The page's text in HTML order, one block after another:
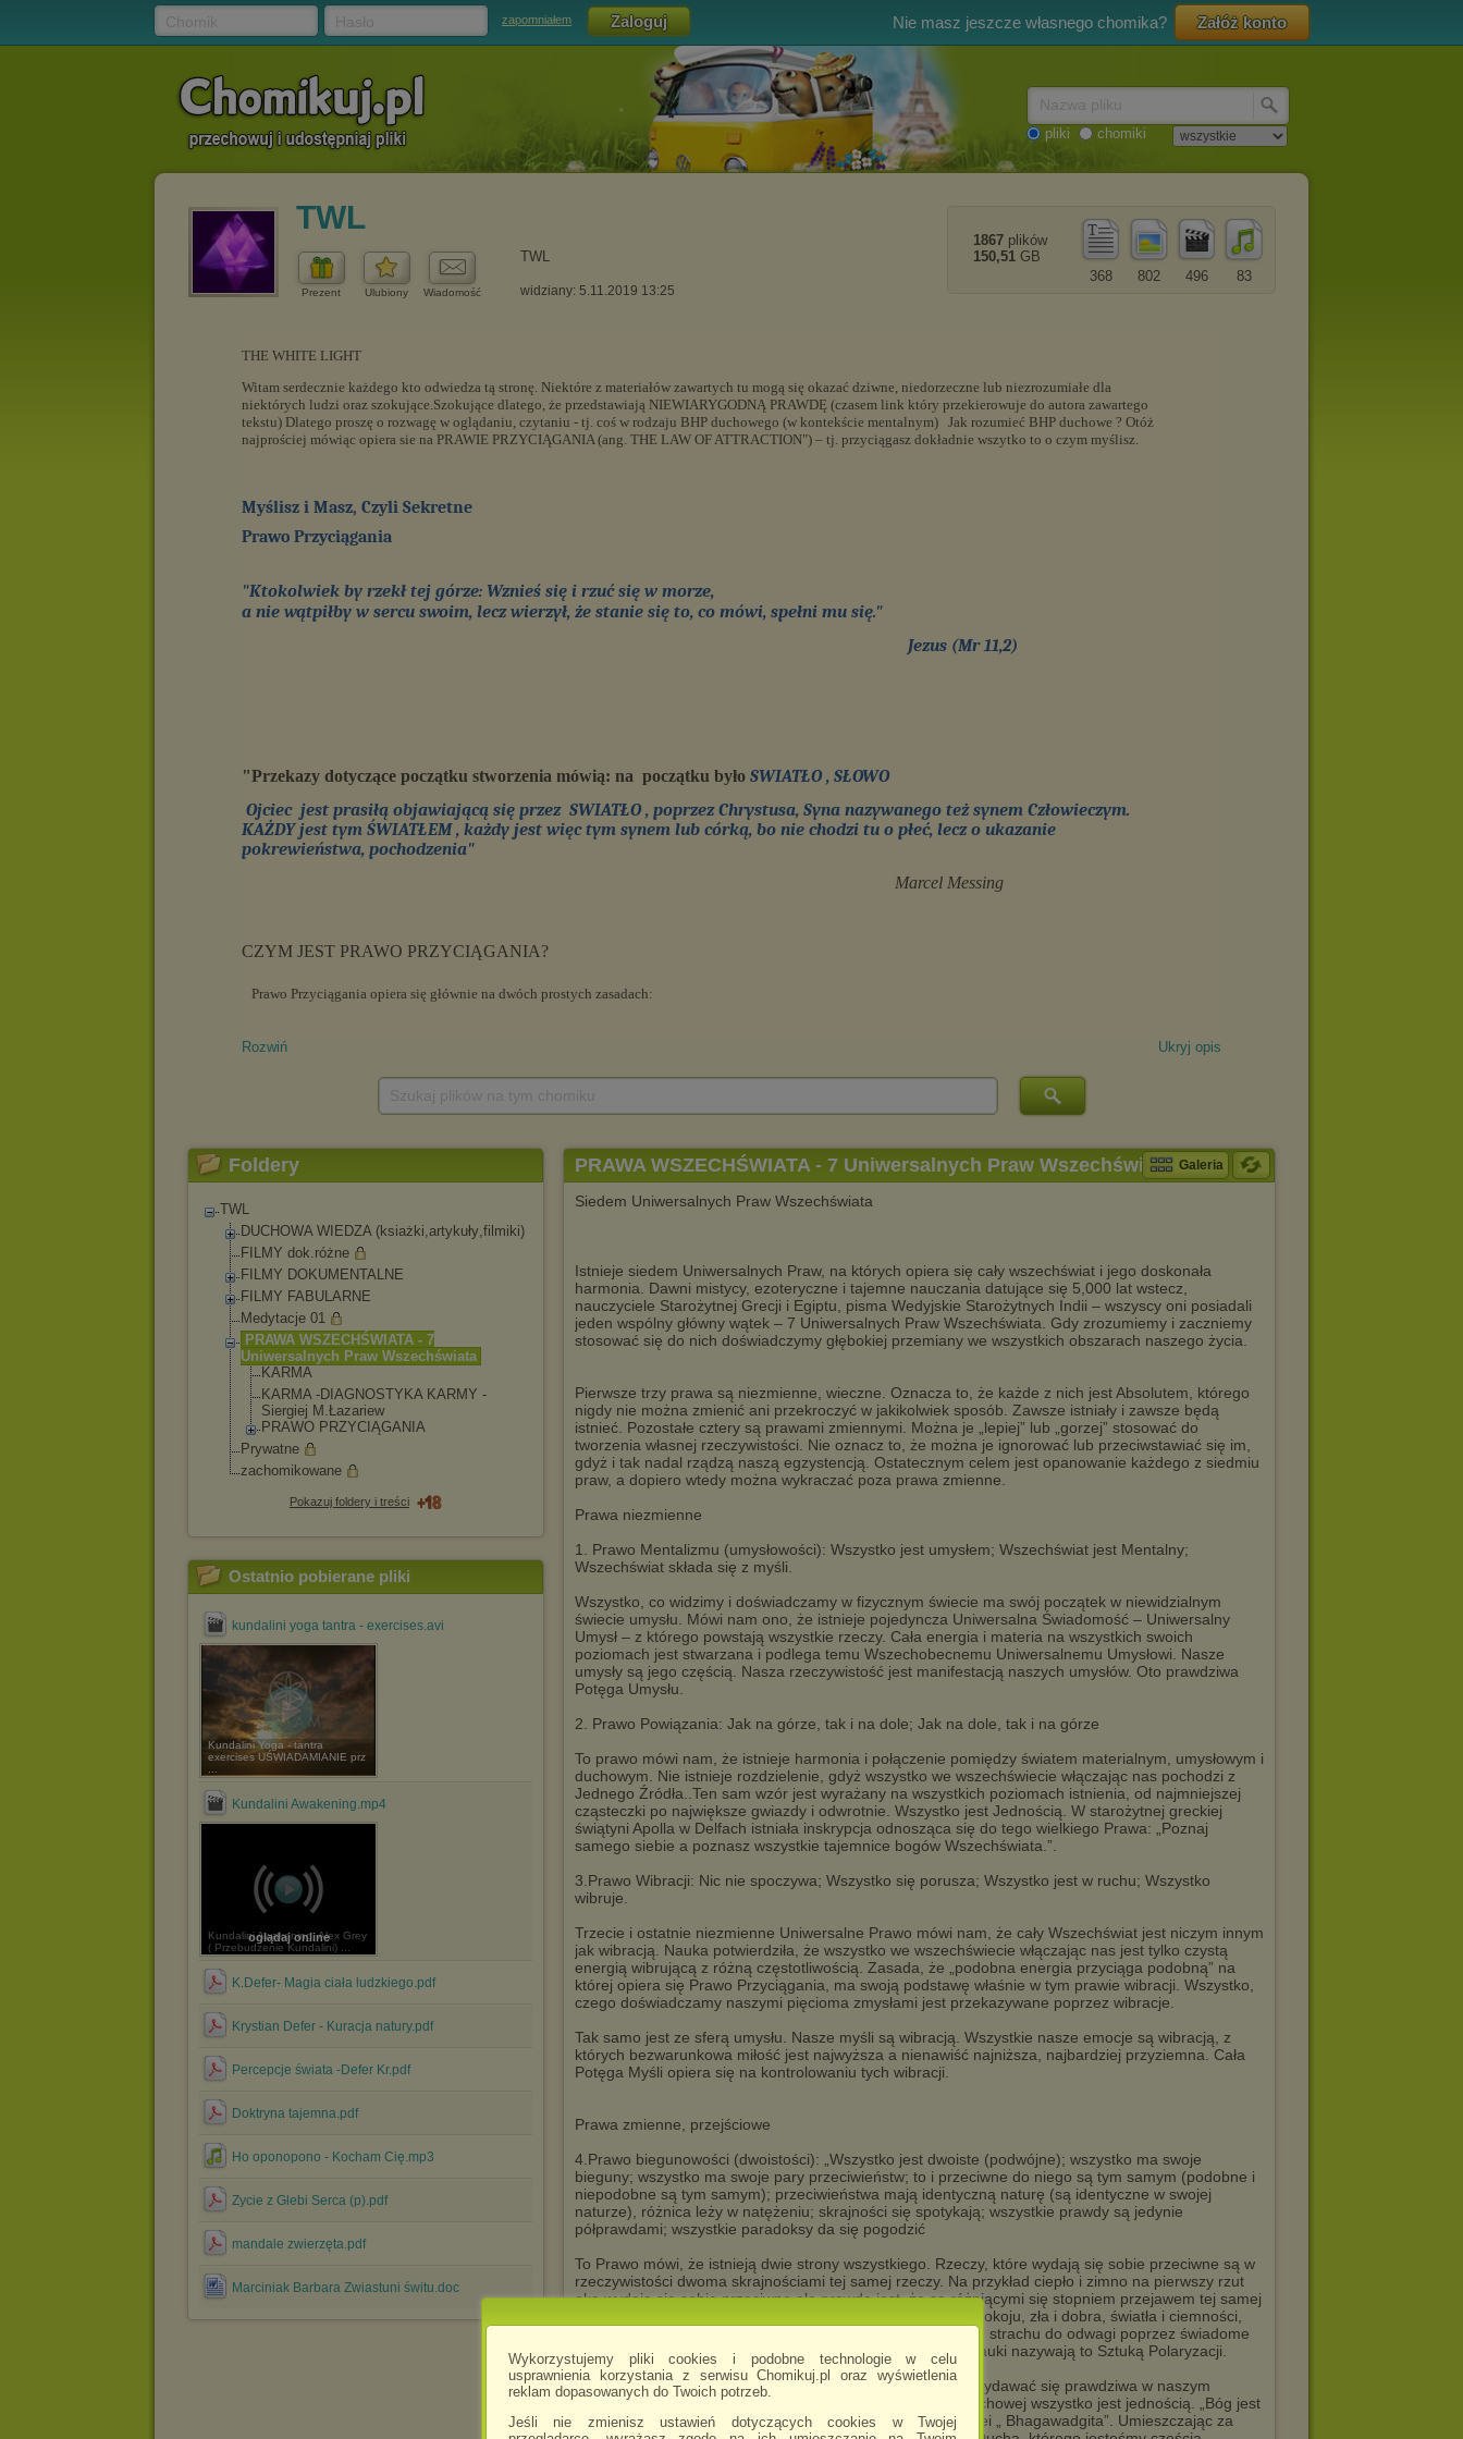
Wykorzystujemy pliki cookies i podobne technologie w celu
usprawnienia korzystania z serwisu Chomikuj.pl oraz wyświetlenia
reklam dopasowanych do Twoich potrzeb.
Jeśli nie zmienisz ustawień dotyczących cookies w Twojej
zapomniałem Nie masz jeszcze własnego chomika? Załóż konto
pliki chomiki
TWL
Prezent Ulubiony Wiadomość
TWL
widziany: 5.11.2019 13:25
83
496
802
368
1867 plików
150,51 GB
Ukryj opis
Rozwiń
Foldery
TWL
DUCHOWA WIEDZA (ksiażki,artykuły,filmiki)
FILMY dok.różne
FILMY DOKUMENTALNE
FILMY FABULARNE
Medytacje 01
PRAWA WSZECHŚWIATA - 7
Uniwersalnych Praw Wszechświata
KARMA
KARMA -DIAGNOSTYKA KARMY -
Siergiej M.Łazariew
PRAWO PRZYCIĄGANIA
Prywatne
zachomikowane
Pokazuj foldery i treści
Ostatnio pobierane pliki
kundalini yoga tantra - exercises.avi
Kundalini Yoga - tantra
exercises UŚWIADAMIANIE prz
Kundalini Awakening.mp4
oglądaj online
Kundalini Awakening, Alex Grey
( Przebudzenie Kundalini) ...
K.Defer- Magia ciała ludzkiego.pdf
Krystian Defer - Kuracja natury.pdf
Percepcje świata -Defer Kr.pdf
Doktryna tajemna.pdf
Ho oponopono - Kocham Cię.mp3
Zycie z Glebi Serca (p).pdf
mandale zwierzęta.pdf
Marciniak Barbara Zwiastuni świtu.doc
PRAWA WSZECHŚWIATA - 7 Uniwersalnych Praw Wszechświata Galeria
Siedem Uniwersalnych Praw Wszechświata
Istnieje siedem Uniwersalnych Praw, na których opiera się cały wszechświat i jego doskonała
harmonia. Dawni mistycy, ezoteryczne i tajemne nauczania datujące się 5,000 lat wstecz,
nauczyciele Starożytnej Grecji i Egiptu, pisma Wedyjskie Starożytnych Indii – wszyscy oni posiadali
jeden wspólny główny wątek – 7 Uniwersalnych Praw Wszechświata. Gdy zrozumiemy i zaczniemy
stosować się do nich doświadczymy głębokiej przemiany we wszystkich obszarach naszego życia.
Pierwsze trzy prawa są niezmienne, wieczne. Oznacza to, że każde z nich jest Absolutem, którego
nigdy nie można zmienić ani przekroczyć w jakikolwiek sposób. Zawsze istniały i zawsze będą
istnieć. Pozostałe cztery są prawami zmiennymi. Można je „lepiej” lub „gorzej” stosować do
tworzenia własnej rzeczywistości. Nie oznacz to, że można je ignorować lub przeciwstawiać się im,
gdyż i tak nadal rządzą naszą egzystencją. Ostatecznym celem jest opanowanie każdego z siedmiu
praw, a dopiero wtedy można wykraczać poza prawa zmienne.
Prawa niezmienne
1. Prawo Mentalizmu (umysłowości): Wszystko jest umysłem; Wszechświat jest Mentalny;
Wszechświat składa się z myśli.
Wszystko, co widzimy i doświadczamy w fizycznym świecie ma swój początek w niewidzialnym
świecie umysłu. Mówi nam ono, że istnieje pojedyncza Uniwersalna Świadomość – Uniwersalny
Umysł – z którego powstają wszystkie rzeczy. Cała energia i materia na wszystkich swoich
poziomach jest stwarzana i podlega temu Wszechobecnemu Uniwersalnemu Umysłowi. Nasze
umysły są jego częścią. Nasza rzeczywistość jest manifestacją naszych umysłów. Oto prawdziwa
Potęga Umysłu.
2. Prawo Powiązania: Jak na górze, tak i na dole; Jak na dole, tak i na górze
To prawo mówi nam, że istnieje harmonia i połączenie pomiędzy światem materialnym, umysłowym i
duchowym. Nie istnieje rozdzielenie, gdyż wszystko we wszechświecie włączając nas pochodzi z
Jednego Źródła..Ten sam wzór jest wyrażany na wszystkich poziomach istnienia, od najmniejszej
cząsteczki po największe gwiazdy i odwrotnie. Wszystko jest Jednością. W starożytnej greckiej
świątyni Apolla w Delfach istniała inskrypcja odnosząca się do tego wielkiego Prawa: „Poznaj
samego siebie a poznasz wszystkie tajemnice bogów Wszechświata.”.
3.Prawo Wibracji: Nic nie spoczywa; Wszystko się porusza; Wszystko jest w ruchu; Wszystko
wibruje.
Trzecie i ostatnie niezmienne Uniwersalne Prawo mówi nam, że cały Wszechświat jest niczym innym
jak wibracją. Nauka potwierdziła, że wszystko we wszechświecie włączając nas jest tylko czystą
energią wibrującą z różną częstotliwością. Zasada, że „podobna energia przyciąga podobną” na
której opiera się Prawo Przyciągania, ma swoją podstawę właśnie w tym prawie wibracji. Wszystko,
czego doświadczamy naszymi pięcioma zmysłami jest przekazywane poprzez wibracje.
Tak samo jest ze sferą umysłu. Nasze myśli są wibracją. Wszystkie nasze emocje są wibracją, z
których bezwarunkowa miłość jest najwyższa a nienawiść najniższa, najbardziej przyziemna. Cała
Potęga Myśli opiera się na kontrolowaniu tych wibracji.
Prawa zmienne, przejściowe
4.Prawo biegunowości (dwoistości): „Wszystko jest dwoiste (podwójne); wszystko ma swoje
bieguny; wszystko ma swoje pary przeciwieństw; to i przeciwne do niego są tym samym (podobne i
niepodobne są tym samym); przeciwieństwa mają identyczną naturę (są identyczne w swojej
naturze), różnica leży w natężeniu; skrajności się spotykają; wszystkie prawdy są jedynie
półprawdami; wszystkie paradoksy da się pogodzić
To Prawo mówi, że istnieją dwie strony wszystkiego. Rzeczy, które wydają się sobie przeciwne są w
rzeczywistości dwoma skrajnościami tej samej rzeczy. Na przykład ciepło i zimno na pierwszy rzut
oka wydają się sobie przeciwne ale prawdą jest, że są różniącymi się stopniem przejawem tej samej
rzeczy. To samo odnosi się do miłości i nienawiści, wojny i pokoju, zła i dobra, światła i ciemności,
energii i materii. Można przejść od nienawiści do miłości, od strachu do odwagi poprzez świadome
podniesienie własnych wibracji. Starożytne Hermetyczne Nauki nazywają to Sztuką Polaryzacji.
Neutralizacja Prawa Polaryzacji. Zasada dwoistości może wydawać się prawdziwa w naszym
fizycznym i mentalnym świecie. Jednak na płaszczyźnie duchowej wszystko jest jednością. „Bóg jest
ponad przeciwnościami” – jak napisano w starożytnej epopei „ Bhagawadgita”. Umieszczając za